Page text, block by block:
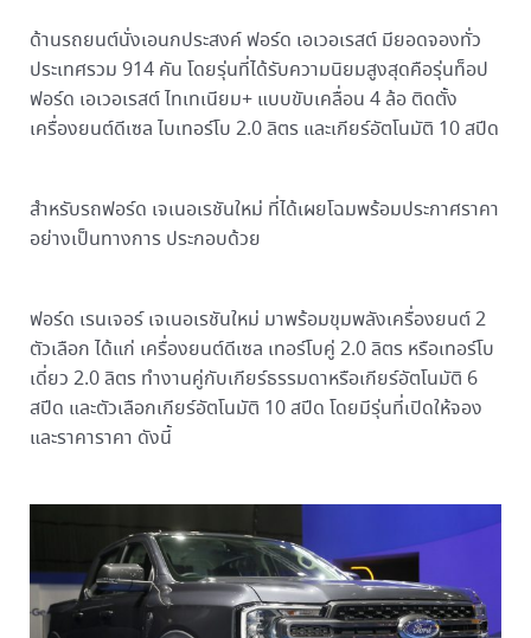
ด้านรถยนต์นั่งเอนกประสงค์ ฟอร์ด เอเวอเรสต์ มียอดจองทั่ว
ประเทศรวม 914 คัน โดยรุ่นที่ได้รับความนิยมสูงสุดคือรุ่นท็อป
ฟอร์ด เอเวอเรสต์ ไทเทเนียม+ แบบขับเคลื่อน 4 ล้อ ติดตั้ง
เครื่องยนต์ดีเซล ไบเทอร์โบ 2.0 ลิตร และเกียร์อัตโนมัติ 10 สปีด
สำหรับรถฟอร์ด เจเนอเรชันใหม่ ที่ได้เผยโฉมพร้อมประกาศราคา
อย่างเป็นทางการ ประกอบด้วย
ฟอร์ด เรนเจอร์ เจเนอเรชันใหม่ มาพร้อมขุมพลังเครื่องยนต์ 2
ตัวเลือก ได้แก่ เครื่องยนต์ดีเซล เทอร์โบคู่ 2.0 ลิตร หรือเทอร์โบ
เดี่ยว 2.0 ลิตร ทำงานคู่กับเกียร์ธรรมดาหรือเกียร์อัตโนมัติ 6
สปีด และตัวเลือกเกียร์อัตโนมัติ 10 สปีด โดยมีรุ่นที่เปิดให้จอง
และราคาราคา ดังนี้